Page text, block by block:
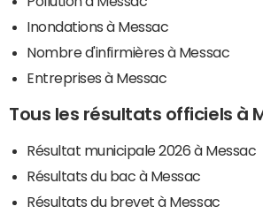
Inondations à Messac
Nombre d'infirmières à Messac
Entreprises à Messac
Tous les résultats officiels à
Résultat municipale 2026 à Messac
Résultats du bac à Messac
Résultats du brevet à Messac